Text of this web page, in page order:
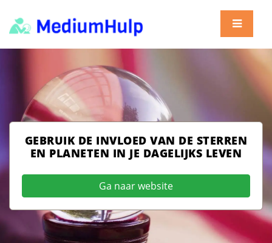
GEBRUIK DE INVLOED VAN DE STERREN
EN PLANETEN IN JE DAGELIJKS LEVEN
Ga naar website